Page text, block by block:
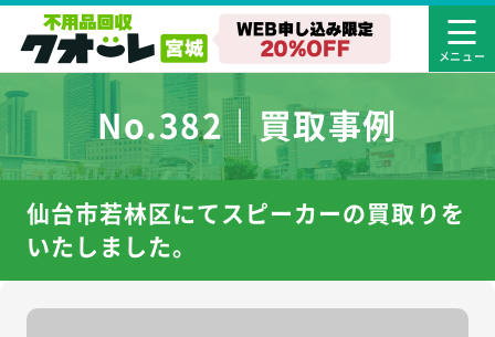
No.382｜買取事例
仙台市若林区にてスピーカーの買取りを
いたしました。